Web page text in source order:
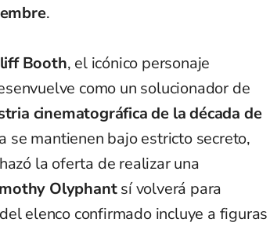
.
Booth, el icónico personaje
como un solucionador de
cinematográfica de la década de
mantienen bajo estricto secreto,
la oferta de realizar una
Olyphantsí volverá para
elenco confirmado incluye a figuras